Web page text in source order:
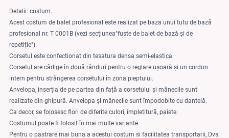
Detalii: costum.
Acest costum de balet profesional este realizat pe baza unui tutu de bază
profesional nr. T 0001B (vezi secțiunea"fuste de balet de bază și de
repetiție").
Corsetul este confectionat din tesatura densa semi-elastica.
Corsetul are cârlige în două rânduri pentru o reglare ușoară și un cordon
intern pentru strângerea corsetului în zona pieptului.
Anvelopa, inserția de pe partea din față a corsetului și mânecile sunt
realizate din ghipură. Anvelopa și mânecile sunt împodobite cu dantelă.
Ca decor, se folosesc flori de diferite culori, împletitură, paiete.
Costumul poate fi folosit în mai multe variante.
Pentru o pastrare mai buna a acestui costum si facilitatea transportarii, Dvs.